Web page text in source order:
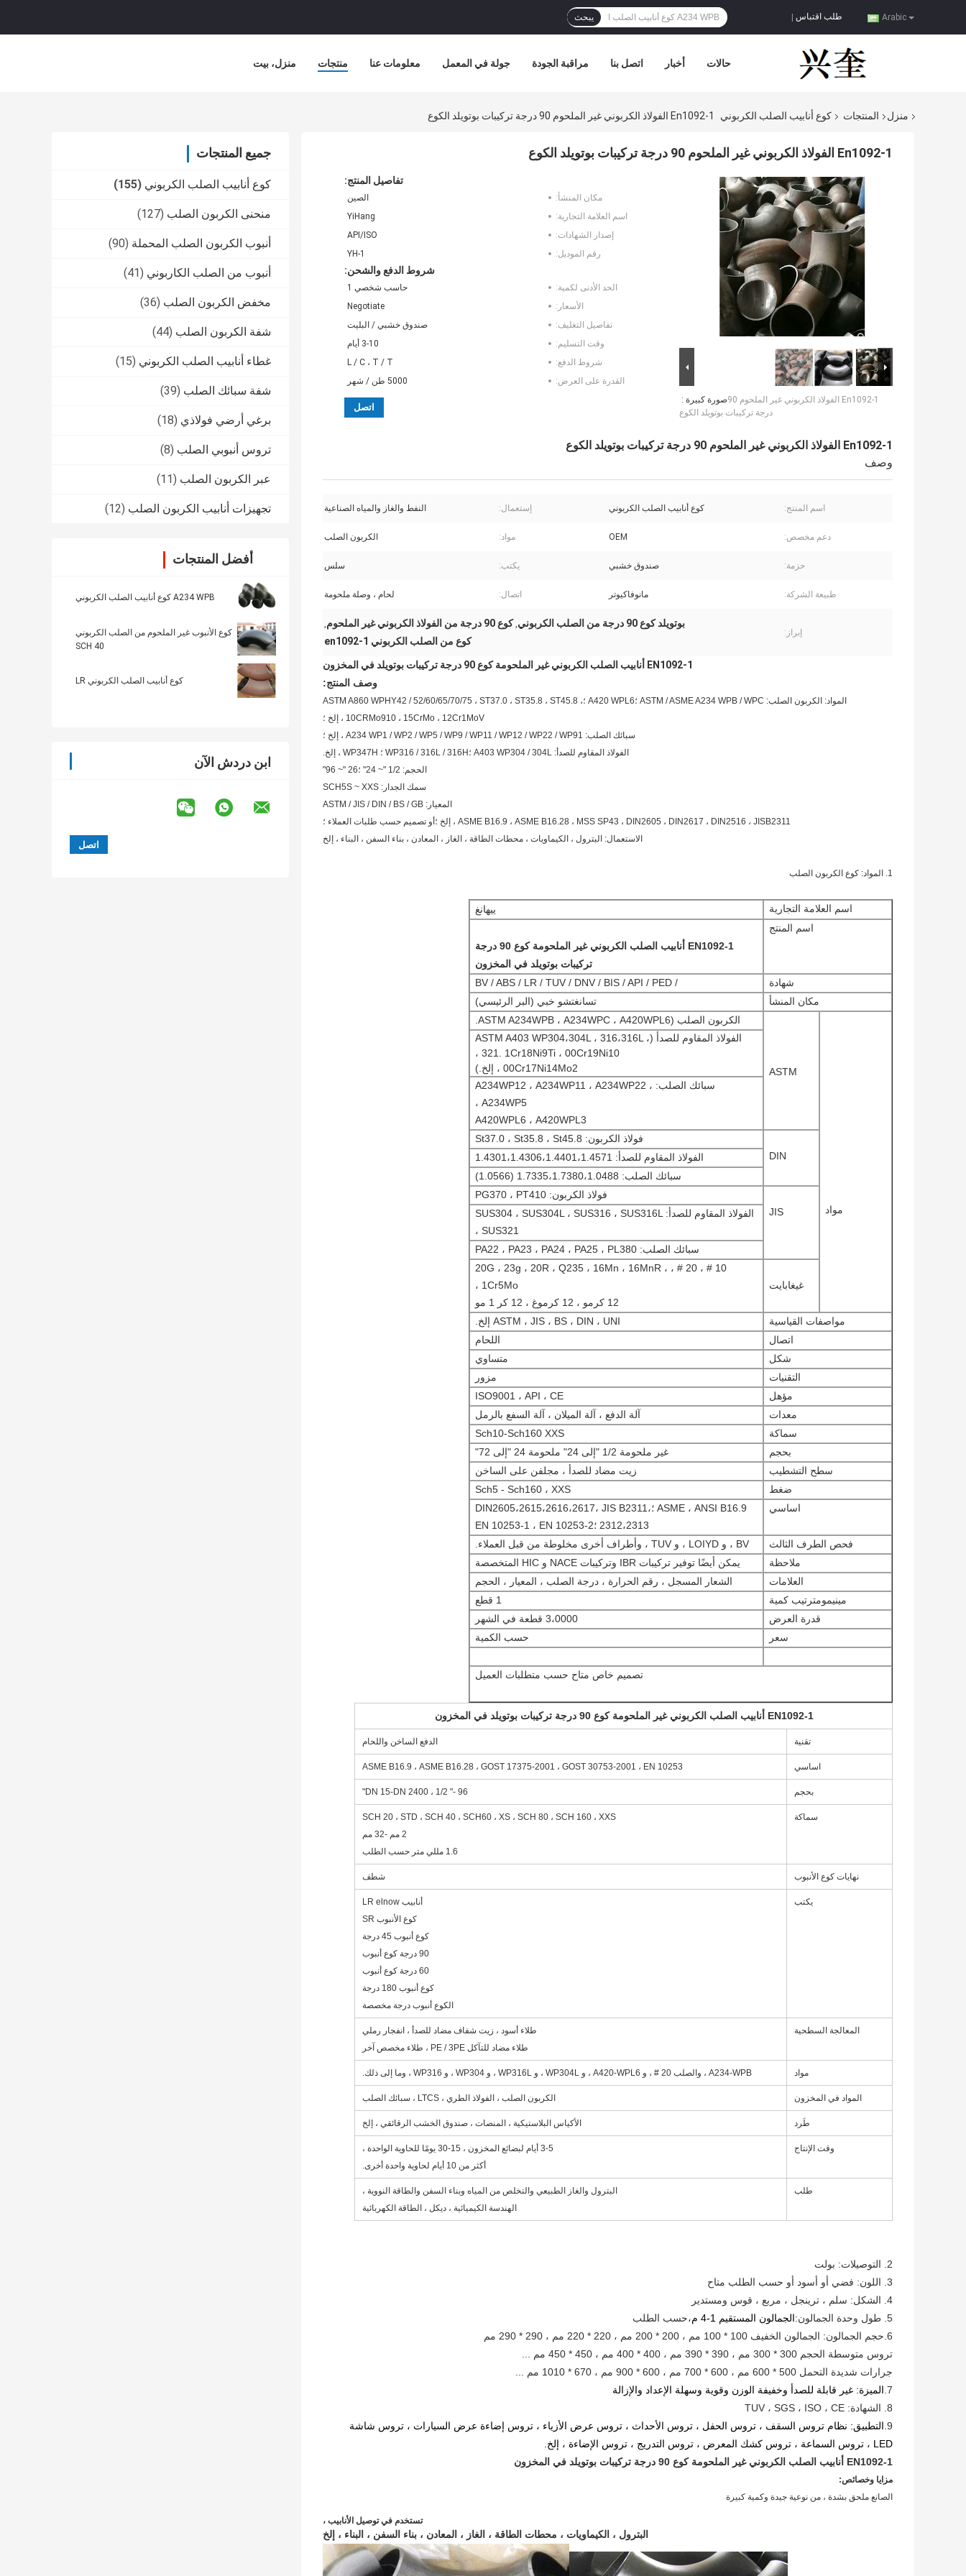
Arabic طلب اقتباس يبحث
منزل، بيت منتجات معلومات عنا جولة في المعمل مراقبة الجودة اتصل بنا أخبار حالات
منزل المنتجات كوع أنابيب الصلب الكربوني En1092-1 الفولاذ الكربوني غير الملحوم 90 درجة تركيبات بوتويلد الكوع
جميع المنتجات
كوع أنابيب الصلب الكربوني (155)
منحنى الكربون الصلب (127)
أنبوب الكربون الصلب المحملة (90)
أنبوب من الصلب الكاربوني (41)
مخفض الكربون الصلب (36)
شفة الكربون الصلب (44)
غطاء أنابيب الصلب الكربوني (15)
شفة سبائك الصلب (39)
برغي أرضي فولاذي (18)
تروس أنبوبي الصلب (8)
عبر الكربون الصلب (11)
تجهيزات أنابيب الكربون الصلب (12)
أفضل المنتجات
A234 WPB كوع أنابيب الصلب الكربوني
كوع الأنبوب غير الملحوم من الصلب الكربوني
SCH 40
كوع أنابيب الصلب الكربوني LR
ابن دردش الآن
En1092-1 الفولاذ الكربوني غير الملحوم 90 درجة تركيبات بوتويلد الكوع
صورة كبيرة :En1092-1 الفولاذ الكربوني غير الملحوم 90
درجة تركيبات بوتويلد الكوع
تفاصيل المنتج:
مكان المنشأ:
الصين
اسم العلامة التجارية:
YiHang
إصدار الشهادات:
API/ISO
رقم الموديل:
YH-1
شروط الدفع والشحن:
الحد الأدنى لكمية:
حاسب شخصي 1
الأسعار:
Negotiate
تفاصيل التغليف:
صندوق خشبي / البليت
وقت التسليم:
3-10 أيام
شروط الدفع:
L / C ، T / T
القدرة على العرض:
5000 طن / شهر
اتصل
En1092-1 الفولاذ الكربوني غير الملحوم 90 درجة تركيبات بوتويلد الكوع
وصف
اسم المنتج: كوع أنابيب الصلب الكربوني إستعمال: النفط والغاز والمياه الصناعية
دعم مخصص: OEM مواد: الكربون الصلب
حزمة: صندوق خشبي يكتب: سلس
طبيعة الشركة: مانوفاكيوتر اتصال: لحام ، وصلة ملحومة
إبراز:
بوتويلد كوع 90 درجة من الصلب الكربوني , كوع 90 درجة من الفولاذ الكربوني غير الملحوم ,
كوع من الصلب الكربوني en1092-1
EN1092-1 أنابيب الصلب الكربوني غير الملحومة كوع 90 درجة تركيبات بوتويلد في المخزون
وصف المنتج:
المواد: الكربون الصلب: ASTM / ASME A234 WPB / WPC ؛A420 WPL6 ؛ASTM A860 WPHY42 / 52/60/65/70/75 ، ST37.0 ، ST35.8 ، ST45.8 ،
10CRMo910 ، 15CrMo ، 12Cr1MoV ، إلخ ؛
سبائك الصلب: A234 WP1 / WP2 / WP5 / WP9 / WP11 / WP12 / WP22 / WP91 ، إلخ ؛
الفولاذ المقاوم للصدأ: A403 WP304 / 304L ؛WP316 / 316L / 316H ؛ WP347H ، إلخ.
الحجم: 1/2 "~ 24" ؛26 "~ 96"
سمك الجدار: SCH5S ~ XXS
المعيار: ASTM / JIS / DIN / BS / GB
ASME B16.9 ، ASME B16.28 ، MSS SP43 ، DIN2605 ، DIN2617 ، DIN2516 ، JISB2311 ، إلخ ؛أو تصميم حسب طلبات العملاء ؛
الاستعمال: البترول ، الكيماويات ، محطات الطاقة ، الغاز ، المعادن ، بناء السفن ، البناء ، إلخ
1. المواد: كوع الكربون الصلب
اسم العلامة التجارية
ييهانغ
اسم المنتج
EN1092-1 أنابيب الصلب الكربوني غير الملحومة كوع 90 درجة
تركيبات بوتويلد في المخزون
شهادة
/ BV / ABS / LR / TUV / DNV / BIS / API / PED
مكان المنشأ
تسانغتشو خبي (البر الرئيسي)
مواد
ASTM
الكربون الصلب (ASTM A234WPB ، A234WPC ، A420WPL6.
الفولاذ المقاوم للصدأ (ASTM A403 WP304،304L ، 316،316L ،
321. 1Cr18Ni9Ti ، 00Cr19Ni10 ،
00Cr17Ni14Mo2 ، إلخ.)
سبائك الصلب: A234WP12 ، A234WP11 ، A234WP22 ،
A234WP5 ،
A420WPL6 ، A420WPL3
DIN
فولاذ الكربون: St37.0 ، St35.8 ، St45.8
الفولاذ المقاوم للصدأ: 1.4301،1.4306،1.4401،1.4571
سبائك الصلب: 1.7335،1.7380،1.0488 (1.0566)
JIS
فولاذ الكربون: PG370 ، PT410
الفولاذ المقاوم للصدأ: SUS304 ، SUS304L ، SUS316 ، SUS316L
، SUS321
سبائك الصلب: PA22 ، PA23 ، PA24 ، PA25 ، PL380
غيغابايت
10 # ، 20 # ، 20G ، 23g ، 20R ، Q235 ، 16Mn ، 16MnR ،
1Cr5Mo ،
12 كرمو ، 12 كرموغ ، 12 كر 1 مو
مواصفات القياسية
ASTM ، JIS ، BS ، DIN ، UNI إلخ.
اتصال
اللحام
شكل
متساوي
التقنيات
مزور
مؤهل
ISO9001 ، API ، CE
معدات
آلة الدفع ، آلة الميلان ، آلة السفع بالرمل
سماكة
Sch10-Sch160 XXS
بحجم
غير ملحومة 1/2 "إلى 24" ملحومة 24 "إلى 72"
سطح التشطيب
زيت مضاد للصدأ ، مجلفن على الساخن
ضغط
Sch5 - Sch160 ، XXS
اساسي
ASME ، ANSI B16.9 ؛DIN2605،2615،2616،2617، JIS B2311،
2312،2313 ؛EN 10253-1 ، EN 10253-2
فحص الطرف الثالث
BV ، و LOIYD ، و TUV ، وأطراف أخرى مخلوطة من قبل العملاء.
ملاحظة
يمكن أيضًا توفير تركيبات IBR وتركيبات NACE و HIC المتخصصة
العلامات
الشعار المسجل ، رقم الحرارة ، درجة الصلب ، المعيار ، الحجم
مينيمومترتيب كمية
1 قطع
قدرة العرض
3،0000 قطعة في الشهر
سعر
حسب الكمية
تصميم خاص متاح حسب متطلبات العميل
EN1092-1 أنابيب الصلب الكربوني غير الملحومة كوع 90 درجة تركيبات بوتويلد في المخزون
تقنية الدفع الساخن واللحام
اساسي ASME B16.9 ، ASME B16.28 ، GOST 17375-2001 ، GOST 30753-2001 ، EN 10253
بحجم DN 15-DN 2400 ، 1/2 "- 96"
سماكة
SCH 20 ، STD ، SCH 40 ، SCH60 ، XS ، SCH 80 ، SCH 160 ، XXS
2 مم -32 مم
1.6 مللي متر حسب الطلب
نهايات كوع الأنبوب شطف
يكتب
أنابيب LR elnow
كوع الأنبوب SR
كوع أنبوب 45 درجة
90 درجة كوع أنبوب
60 درجة كوع أنبوب
كوع أنبوب 180 درجة
الكوع أنبوب درجة مخصصة
المعالجة السطحية
طلاء أسود ، زيت شفاف مضاد للصدأ ، انفجار رملي
طلاء مضاد للتآكل PE / 3PE ، طلاء مخصص آخر
مواد A234-WPB ، والصلب 20 # ، و A420-WPL6 ، و WP304L ، و WP316L ، و WP304 ، و WP316 ، وما إلى ذلك.
المواد في المخزون الكربون الصلب ، الفولاذ الطري ، LTCS ، سبائك الصلب
طَرد الأكياس البلاستيكية ، المنصات ، صندوق الخشب الرقائقي ، إلخ
وقت الإنتاج
3-5 أيام لبضائع المخزون ، 15-30 يومًا للحاوية الواحدة ،
أكثر من 10 أيام لحاوية واحدة أخرى.
طلب
البترول والغاز الطبيعي والتخلص من المياه وبناء السفن والطاقة النووية ،
الهندسة الكيميائية ، ديكل ، الطاقة الكهربائية
2. التوصيلات: بولت
3. اللون: فضي أو أسود أو حسب الطلب متاح
4. الشكل: سلم ، ترينجل ، مربع ، قوس ومستدير
5. طول وحدة الجمالون:
الجمالون المستقيم 1-4 م
،حسب الطلب
6.حجم الجمالون: الجمالون الخفيف 100 * 100 مم ، 200 * 200 مم ، 220 * 220 مم ، 290 * 290 مم
تروس متوسطة الحجم 300 * 300 مم ، 390 * 390 مم ، 400 * 400 مم ، 450 * 450 مم ...
جرارات شديدة التحمل 500 * 600 مم ، 600 * 700 مم ، 600 * 900 مم ، 670 * 1010 مم ...
7. الميزة: غير قابلة للصدأ وخفيفة الوزن وقوية وسهلة الإعداد والإزالة
8. الشهادة: TUV ، SGS ، ISO ، CE
9.
LED ، تروس السماعة ، تروس كشك المعرض ، تروس التدريج ، تروس الإضاءة ، إلخ.
EN1092-1 أنابيب الصلب الكربوني غير الملحومة كوع 90 درجة تركيبات بوتويلد في المخزون
مزايا وخصائص:
الصانع ملحق بشدة ، من نوعية جيدة وكمية كبيرة
تستخدم في توصيل الأنابيب ،
البترول ، الكيماويات ، محطات الطاقة ، الغاز ، المعادن ، بناء السفن ، البناء ، إلخ